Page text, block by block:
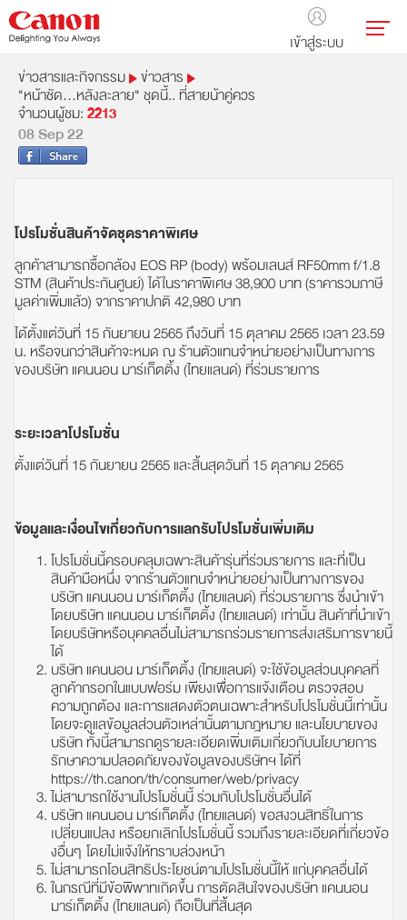
เข้าสู่ระบบ
ข่าวสารและกิจกรรม
ข่าวสาร
"หน้าชัด...หลังละลาย" ชุดนี้.. ที่สายน้าคู่ควร
จำนวนผู้ชม:2213
08 Sep 22
โปรโมชั่นสินค้าจัดชุดราคาพิเศษ
ลูกค้าสามารถซื้อกล้อง EOS RP (body) พร้อมเลนส์ RF50mm f/1.8
STM (สินค้าประกันศูนย์) ได้ในราคาพิเศษ 38,900 บาท (ราคารวมภาษี
มูลค่าเพิ่มแล้ว) จากราคาปกติ 42,980 บาท
ได้ตั้งแต่วันที่ 15 กันยายน 2565 ถึงวันที่ 15 ตุลาคม 2565 เวลา 23.59
น. หรือจนกว่าสินค้าจะหมด ณ ร้านตัวแทนจำหน่ายอย่างเป็นทางการ
ของบริษัท แคนนอน มาร์เก็ตติ้ง (ไทยแลนด์) ที่ร่วมรายการ
ระยะเวลาโปรโมชั่น
ตั้งแต่วันที่ 15 กันยายน 2565 และสิ้นสุดวันที่ 15 ตุลาคม 2565
ข้อมูลและเงื่อนไขเกี่ยวกับการแลกรับโปรโมชั่นเพิ่มเติม
โปรโมชั่นนี้ครอบคลุมเฉพาะสินค้ารุ่นที่ร่วมรายการ และที่เป็น
สินค้ามือหนึ่ง จากร้านตัวแทนจำหน่ายอย่างเป็นทางการของ
บริษัท แคนนอน มาร์เก็ตติ้ง (ไทยแลนด์) ที่ร่วมรายการ ซึ่งนำเข้า
โดยบริษัท แคนนอน มาร์เก็ตติ้ง (ไทยแลนด์) เท่านั้น สินค้าที่นำเข้า
โดยบริษัทหรือบุคคลอื่นไม่สามารถร่วมรายการส่งเสริมการขายนี้
ได้
บริษัท แคนนอน มาร์เก็ตติ้ง (ไทยแลนด์) จะใช้ข้อมูลส่วนบุคคลที่
ลูกค้ากรอกในแบบฟอร์ม เพียงเพื่อการแจ้งเตือน ตรวจสอบ
ความถูกต้อง และการแสดงตัวตนเฉพาะสำหรับโปรโมชั่นนี้เท่านั้น
โดยจะดูแลข้อมูลส่วนตัวเหล่านั้นตามกฎหมาย และนโยบายของ
บริษัท ทั้งนี้สามารถดูรายละเอียดเพิ่มเติมเกี่ยวกับนโยบายการ
รักษาความปลอดภัยของข้อมูลของบริษัทฯ ได้ที่
https://th.canon/th/consumer/web/privacy
ไม่สามารถใช้งานโปรโมชั่นนี้ ร่วมกับโปรโมชั่นอื่นได้
บริษัท แคนนอน มาร์เก็ตติ้ง (ไทยแลนด์) ขอสงวนสิทธิ์ในการ
เปลี่ยนแปลง หรือยกเลิกโปรโมชั่นนี้ รวมถึงรายละเอียดที่เกี่ยวข้อ
งอื่นๆ โดยไม่แจ้งให้ทราบล่วงหน้า
ไม่สามารถโอนสิทธิประโยชน์ตามโปรโมชั่นนี้ให้ แก่บุคคลอื่นได้
ในกรณีที่มีข้อพิพาทเกิดขึ้น การตัดสินใจของบริษัท แคนนอน
มาร์เก็ตติ้ง (ไทยแลนด์) ถือเป็นที่สิ้นสุด